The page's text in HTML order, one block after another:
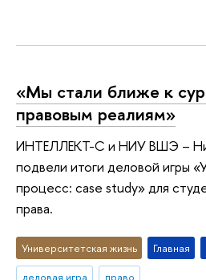
«Мы стали ближе к
правовым реалиям»
ИНТЕЛЛЕКТ-С и НИУ ВШЭ –
подвели итоги деловой игры
процесс: case study» для
права.
Университетская жизнь Главная
деловая игра
право